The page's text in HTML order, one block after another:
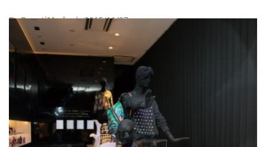
Richard Curtis洽談，希望由他來改寫這部廣為人知的安
徒生童話故事。
ByBeautiMode| 2015/11/07